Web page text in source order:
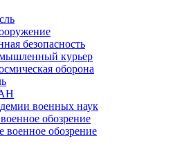
безопасность
курьер
оборона
военных наук
обозрение
военное обозрение